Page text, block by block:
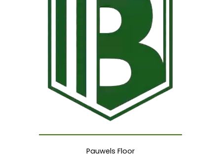
Pauwels Floor